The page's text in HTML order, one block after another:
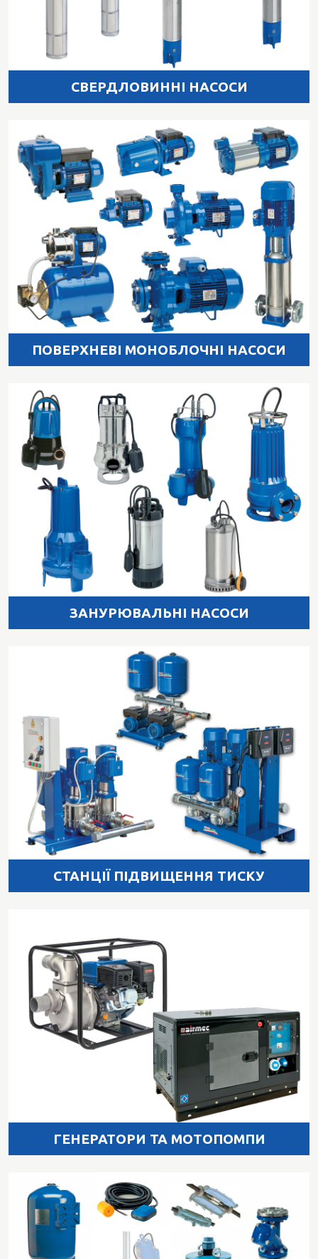
СВЕРДЛОВИННІ НАСОСИ
ПОВЕРХНЕВІ МОНОБЛОЧНІ НАСОСИ
ЗАНУРЮВАЛЬНІ НАСОСИ
СТАНЦІЇ ПІДВИЩЕННЯ ТИСКУ
ГЕНЕРАТОРИ ТА МОТОПОМПИ